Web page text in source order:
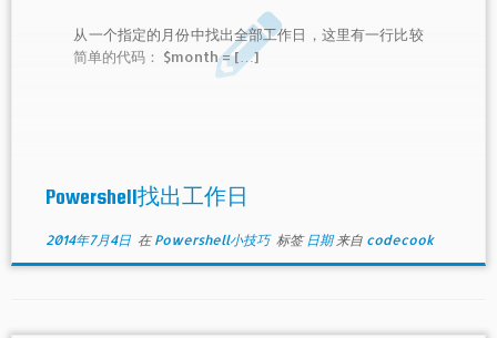
从一个指定的月份中找出全部工作日，这里有一行比较
简单的代码： $month = […]
Powershell找出工作日
2014年7月4日在 Powershell小技巧 标签 日期来自 codecook